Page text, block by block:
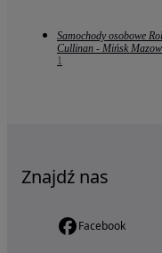
Samochody osobowe
Cullinan - Mińsk
1
Znajdź nas
Facebook